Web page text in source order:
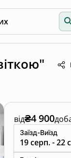
від₴4 900
Заїзд-Виїзд
19 серп. - 22